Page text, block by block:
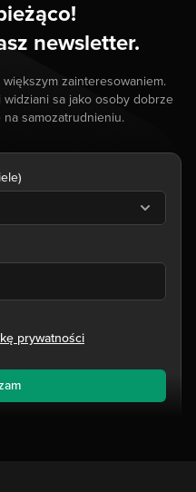
newsletter.
zainteresowaniem.
sa jako osoby dobrze
samozatrudnieniu.
prywatności